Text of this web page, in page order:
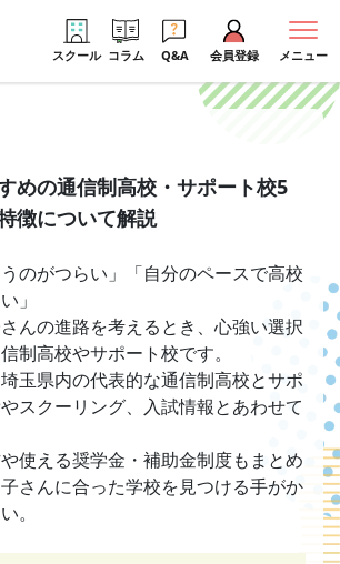
スクール コラム Q&A 会員登録 メニュー
めの通信制高校・サポート校5
徴について解説
うのがつらい」「自分のペースで高校
」
んの進路を考えるとき、心強い選択
制高校やサポート校です。
玉県内の代表的な通信制高校とサポ
スクーリング、入試情報とあわせて
使える奨学金・補助金制度もまとめ
さんに合った学校を見つける手がか
。